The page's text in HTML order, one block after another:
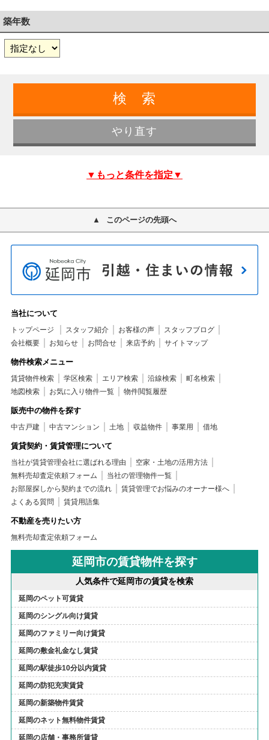
築年数
▼もっと条件を指定▼
このページの先頭へ
当社について
トップページ スタッフ紹介 お客様の声
スタッフブログ
会社概要
お知らせ お問合せ 来店予約 サイトマップ
物件検索メニュー
賃貸物件検索 学区検索 エリア検索 沿線検索
町名検索
地図検索
お気に入り物件一覧 物件閲覧履歴
販売中の物件を探す
中古戸建 中古マンション 土地 収益物件 事業用 借地
賃貸契約・賃貸管理について
当社が賃貸管理会社に選ばれる理由
空家・土地の活用方法
無料売却査定依頼フォーム
当社の管理物件一覧
お部屋探しから契約までの流れ
賃貸管理でお悩みのオーナー様へ
よくある質問
賃貸用語集
不動産を売りたい方
無料売却査定依頼フォーム
延岡市の賃貸物件を探す
人気条件で延岡市の賃貸を検索
延岡のペット可賃貸
延岡のシングル向け賃貸
延岡のファミリー向け賃貸
延岡の敷金礼金なし賃貸
延岡の駅徒歩10分以内賃貸
延岡の防犯充実賃貸
延岡の新築物件賃貸
延岡のネット無料物件賃貸
延岡の店舗・事務所賃貸